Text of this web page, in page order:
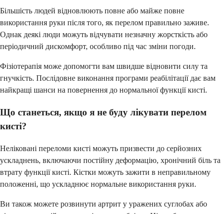
Більшість людей відновлюють повне або майже повне
використання руки після того, як перелом правильно заживе.
Однак деякі люди можуть відчувати незначну жорсткість або
періодичний дискомфорт, особливо під час зміни погоди.
Фізіотерапія може допомогти вам швидше відновити силу та
гнучкість. Послідовне виконання програми реабілітації дає вам
найкращі шанси на повернення до нормальної функції кисті.
Що станеться, якщо я не буду лікувати перелом
кисті?
Неліковані переломи кисті можуть призвести до серйозних
ускладнень, включаючи постійну деформацію, хронічний біль та
втрату функції кисті. Кістки можуть зажити в неправильному
положенні, що ускладнює нормальне використання руки.
Ви також можете розвинути артрит у уражених суглобах або